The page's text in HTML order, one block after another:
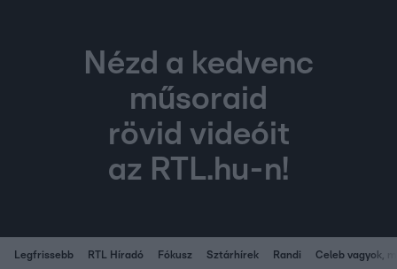
Nézd a kedvenc
műsoraid
rövid videóit
az RTL.hu-n!
Legfrissebb RTL Híradó Fókusz Sztárhírek Randi Celeb vagyok,